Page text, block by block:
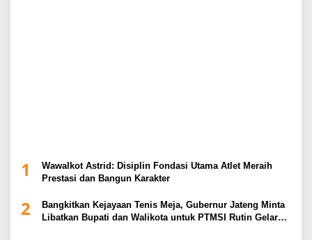
1
Wawalkot Astrid: Disiplin Fondasi Utama Atlet Meraih
Prestasi dan Bangun Karakter
2
Bangkitkan Kejayaan Tenis Meja, Gubernur Jateng Minta
Libatkan Bupati dan Walikota untuk PTMSI Rutin Gelar